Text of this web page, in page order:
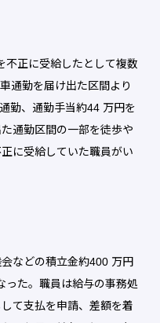
正に受給したとして複数
通勤を届け出た区間より
勤、通勤手当約44 万円を
通勤区間の一部を徒歩や
に受給していた職員がい
などの積立金約400 万円
った。職員は給与の事務処
て支払を申請、差額を着